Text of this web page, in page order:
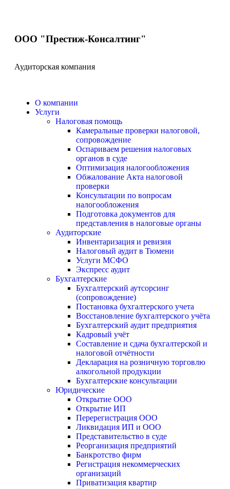
ООО "Престиж-Консалтинг"
Аудиторская компания
О компании
Услуги
Налоговая помощь
Камеральные проверки налоговой,
сопровождение
Оспариваем решения налоговых
органов в суде
Оптимизация налогообложения
Обжалование Акта налоговой
проверки
Консультации по вопросам
налогообложения
Подготовка документов для
представления в налоговые органы
Аудиторские
Инвентаризация и ревизия
Налоговый аудит в Тюмени
Услуги МСФО
Экспресс аудит
Бухгалтерские
Бухгалтерский аутсорсинг
(сопровождение)
Постановка бухгалтерского учета
Восстановление бухгалтерского учёта
Бухгалтерский аудит предприятия
Кадровый учёт
Составление и сдача бухгалтерской и
налоговой отчётности
Декларация на розничную торговлю
алкогольной продукции
Бухгалтерские консультации
Юридические
Открытие ООО
Открытие ИП
Перерегистрация ООО
Ликвидация ИП и ООО
Представительство в суде
Реорганизация предприятий
Банкротство фирм
Регистрация некоммерческих
организаций
Приватизация квартир